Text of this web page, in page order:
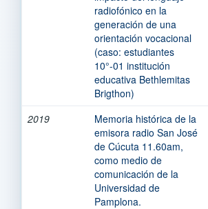
radiofónico en la
generación de una
orientación vocacional
(caso: estudiantes
10°-01 institución
educativa Bethlemitas
Brigthon)
2019
Memoria histórica de la
emisora radio San José
de Cúcuta 11.60am,
como medio de
comunicación de la
Universidad de
Pamplona.